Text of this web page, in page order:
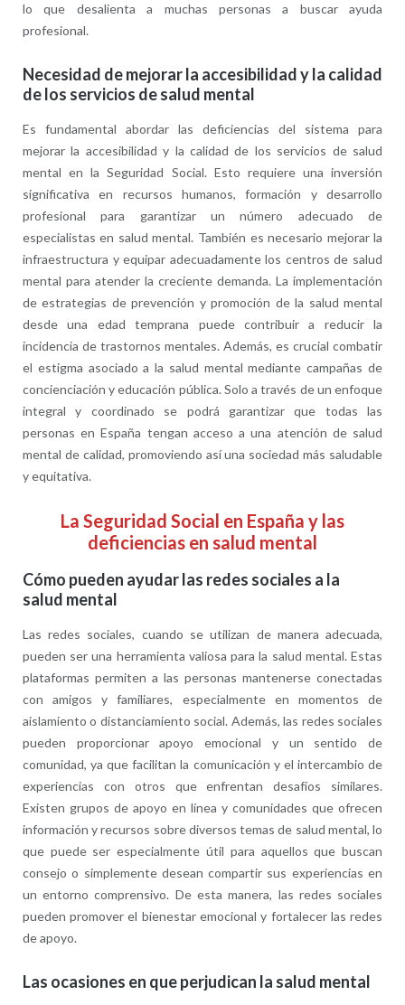
lo que desalienta a muchas personas a buscar ayuda
profesional.
Necesidad de mejorar la accesibilidad y la calidad
de los servicios de salud mental
Es fundamental abordar las deficiencias del sistema para
mejorar la accesibilidad y la calidad de los servicios de salud
mental en la Seguridad Social. Esto requiere una inversión
significativa en recursos humanos, formación y desarrollo
profesional para garantizar un número adecuado de
especialistas en salud mental. También es necesario mejorar la
infraestructura y equipar adecuadamente los centros de salud
mental para atender la creciente demanda. La implementación
de estrategias de prevención y promoción de la salud mental
desde una edad temprana puede contribuir a reducir la
incidencia de trastornos mentales. Además, es crucial combatir
el estigma asociado a la salud mental mediante campañas de
concienciación y educación pública. Solo a través de un enfoque
integral y coordinado se podrá garantizar que todas las
personas en España tengan acceso a una atención de salud
mental de calidad, promoviendo así una sociedad más saludable
y equitativa.
La Seguridad Social en España y las
deficiencias en salud mental
Cómo pueden ayudar las redes sociales a la
salud mental
Las redes sociales, cuando se utilizan de manera adecuada,
pueden ser una herramienta valiosa para la salud mental. Estas
plataformas permiten a las personas mantenerse conectadas
con amigos y familiares, especialmente en momentos de
aislamiento o distanciamiento social. Además, las redes sociales
pueden proporcionar apoyo emocional y un sentido de
comunidad, ya que facilitan la comunicación y el intercambio de
experiencias con otros que enfrentan desafíos similares.
Existen grupos de apoyo en línea y comunidades que ofrecen
información y recursos sobre diversos temas de salud mental, lo
que puede ser especialmente útil para aquellos que buscan
consejo o simplemente desean compartir sus experiencias en
un entorno comprensivo. De esta manera, las redes sociales
pueden promover el bienestar emocional y fortalecer las redes
de apoyo.
Las ocasiones en que perjudican la salud mental